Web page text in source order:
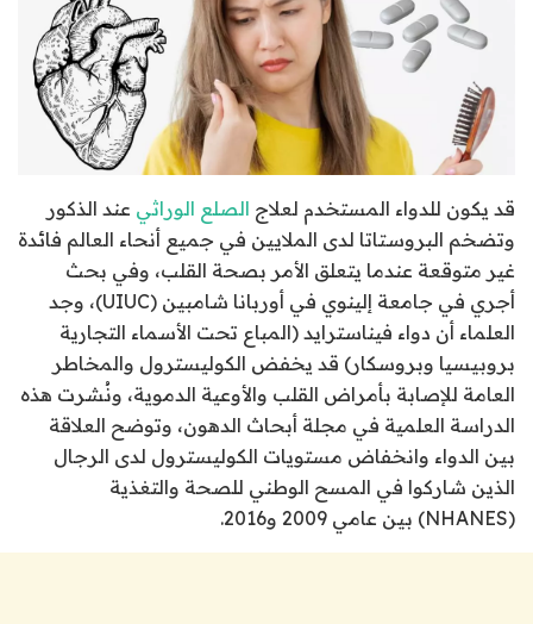
قد يكون للدواء المستخدم لعلاج الصلع الوراثي عند الذكور
وتضخم البروستاتا لدى الملايين في جميع أنحاء العالم فائدة
غير متوقعة عندما يتعلق الأمر بصحة القلب، وفي بحث
أجري في جامعة إلينوي في أوربانا شامبين (UIUC)، وجد
العلماء أن دواء فيناسترايد (المباع تحت الأسماء التجارية
بروبيسيا وبروسكار) قد يخفض الكوليسترول والمخاطر
العامة للإصابة بأمراض القلب والأوعية الدموية، ونُشرت هذه
الدراسة العلمية في مجلة أبحاث الدهون، وتوضح العلاقة
بين الدواء وانخفاض مستويات الكوليسترول لدى الرجال
الذين شاركوا في المسح الوطني للصحة والتغذية
(NHANES) بين عامي 2009 و2016.